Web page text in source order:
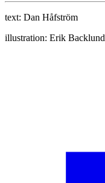
text: Dan Håfström
illustration: Erik Backlund